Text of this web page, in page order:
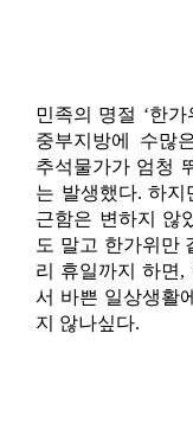
민족의 명절 ‘한
중부지방에 수많
추석물가가 엄청
는 발생했다. 하
근함은 변하지 않
도 말고 한가위만
리 휴일까지 하면,
서 바쁜 일상생활
지 않나싶다.